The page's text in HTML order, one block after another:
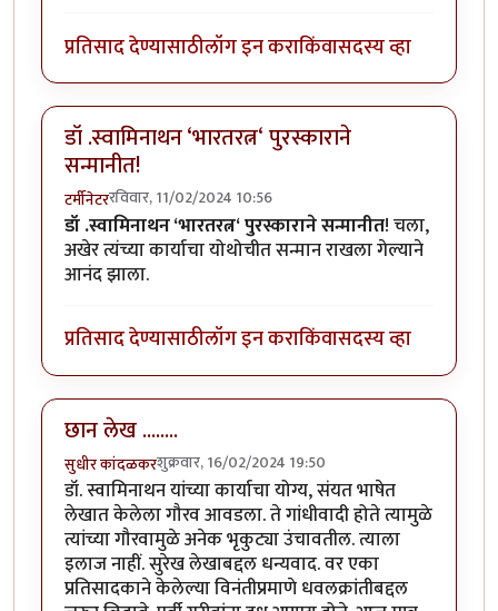
प्रतिसाद देण्यासाठीलॉग इन कराकिंवासदस्य व्हा
डॉ .स्वामिनाथन ‘भारतरत्न‘ पुरस्काराने
सन्मानीत!
टर्मीनेटररविवार, 11/02/2024 10:56
डॉ .स्वामिनाथन ‘भारतरत्न‘ पुरस्काराने सन्मानीत! चला,
अखेर त्यंच्या कार्याचा योथोचीत सन्मान राखला गेल्याने
आनंद झाला.
प्रतिसाद देण्यासाठीलॉग इन कराकिंवासदस्य व्हा
छान लेख ........
सुधीर कांदळकरशुक्रवार, 16/02/2024 19:50
डॉ. स्वामिनाथन यांच्या कार्याचा योग्य, संयत भाषेत
लेखात केलेला गौरव आवडला. ते गांधीवादी होते त्यामुळे
त्यांच्या गौरवामुळे अनेक भृकुट्या उंचावतील. त्याला
इलाज नाहीं. सुरेख लेखाबद्दल धन्यवाद. वर एका
प्रतिसादकाने केलेल्या विनंतीप्रमाणे धवलक्रांतीबद्दल